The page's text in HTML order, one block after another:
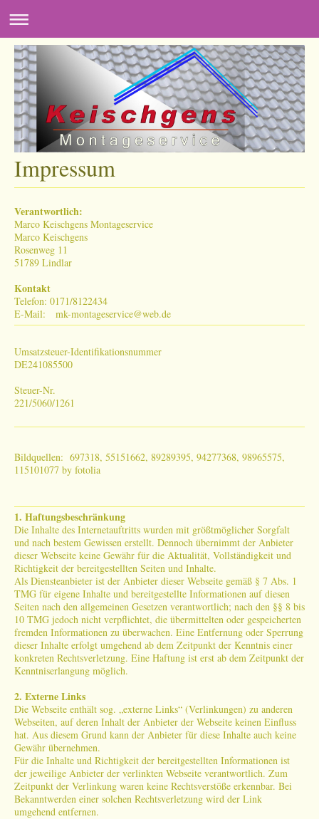
Impressum
Verantwortlich:
Marco Keischgens Montageservice
Marco Keischgens
Rosenweg 11
51789 Lindlar
Kontakt
Telefon: 0171/8122434
E-Mail: mk-montageservice@web.de
Umsatzsteuer-Identifikationsnummer
DE241085500
Steuer-Nr.
221/5060/1261
Bildquellen: 697318, 55151662, 89289395, 94277368, 98965575,
115101077 by fotolia
1. Haftungsbeschränkung
Die Inhalte des Internetauftritts wurden mit größtmöglicher Sorgfalt
und nach bestem Gewissen erstellt. Dennoch übernimmt der Anbieter
dieser Webseite keine Gewähr für die Aktualität, Vollständigkeit und
Richtigkeit der bereitgestellten Seiten und Inhalte.
Als Diensteanbieter ist der Anbieter dieser Webseite gemäß § 7 Abs. 1
TMG für eigene Inhalte und bereitgestellte Informationen auf diesen
Seiten nach den allgemeinen Gesetzen verantwortlich; nach den §§ 8 bis
10 TMG jedoch nicht verpflichtet, die übermittelten oder gespeicherten
fremden Informationen zu überwachen. Eine Entfernung oder Sperrung
dieser Inhalte erfolgt umgehend ab dem Zeitpunkt der Kenntnis einer
konkreten Rechtsverletzung. Eine Haftung ist erst ab dem Zeitpunkt der
Kenntniserlangung möglich.
2. Externe Links
Die Webseite enthält sog. „externe Links“ (Verlinkungen) zu anderen
Webseiten, auf deren Inhalt der Anbieter der Webseite keinen Einfluss
hat. Aus diesem Grund kann der Anbieter für diese Inhalte auch keine
Gewähr übernehmen.
Für die Inhalte und Richtigkeit der bereitgestellten Informationen ist
der jeweilige Anbieter der verlinkten Webseite verantwortlich. Zum
Zeitpunkt der Verlinkung waren keine Rechtsverstöße erkennbar. Bei
Bekanntwerden einer solchen Rechtsverletzung wird der Link
umgehend entfernen.